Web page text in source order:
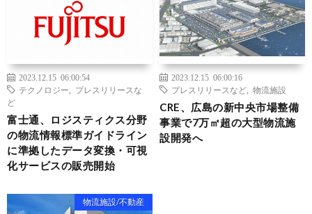
2023.12.15 06:00:54
テクノロジー
プレスリリースな
ど
富士通、ロジスティクス分野
の物流情報標準ガイドライン
に準拠したデータ変換・可視
化サービスの販売開始
2023.12.15 06:00:16
プレスリリースなど
物流施設
CRE、広島の新中央市場整備
事業で7万㎡超の大型物流施
設開発へ
物流施設/不動産